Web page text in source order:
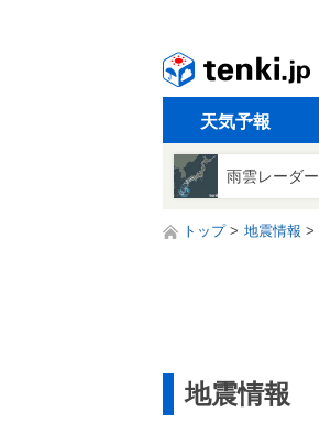
天気予報
雨雲レーダー
トップ 地震情報
地震情報